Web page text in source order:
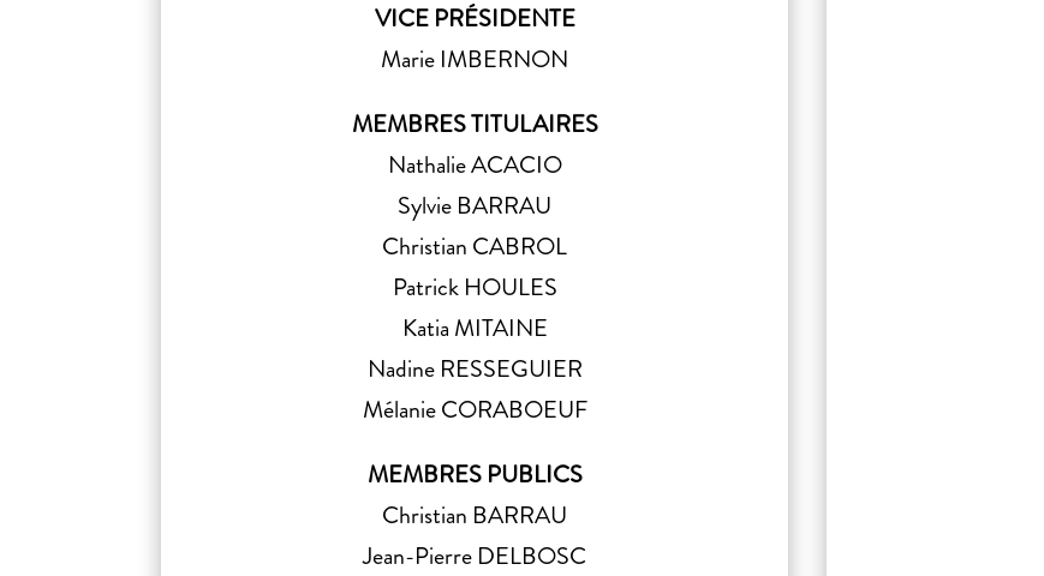
VICE PRÉSIDENTE
Marie IMBERNON
MEMBRES TITULAIRES
Nathalie ACACIO
Sylvie BARRAU
Christian CABROL
Patrick HOULES
Katia MITAINE
Nadine RESSEGUIER
Mélanie CORABOEUF
MEMBRES PUBLICS
Christian BARRAU
Jean-Pierre DELBOSC